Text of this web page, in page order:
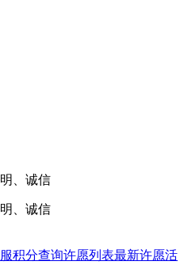
、诚信
、诚信
积分查询许愿列表最新许愿活